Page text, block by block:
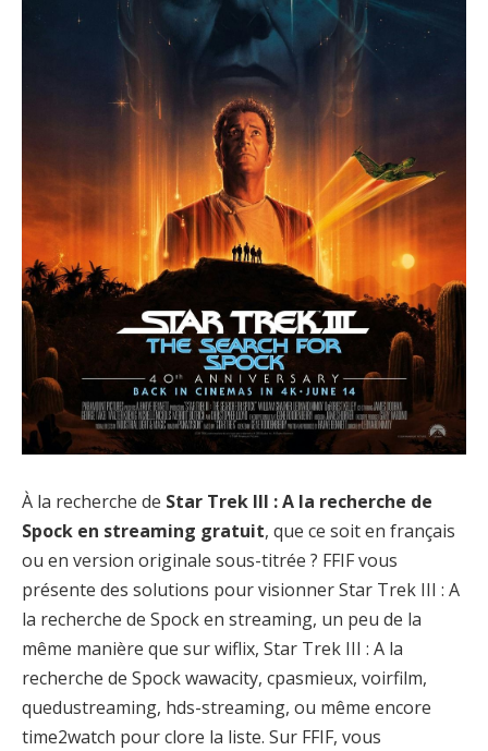
À la recherche de Star Trek III : A la recherche de
Spock en streaming gratuit, que ce soit en français
ou en version originale sous-titrée ? FFIF vous
présente des solutions pour visionner Star Trek III : A
la recherche de Spock en streaming, un peu de la
même manière que sur wiflix, Star Trek III : A la
recherche de Spock wawacity, cpasmieux, voirfilm,
quedustreaming, hds-streaming, ou même encore
time2watch pour clore la liste. Sur FFIF, vous